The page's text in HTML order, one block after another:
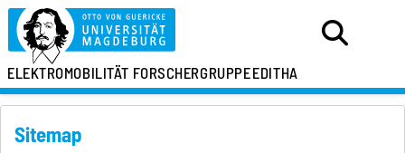
ELEKTROMOBILITÄT FORSCHERGRUPPEEDITHA
Sitemap